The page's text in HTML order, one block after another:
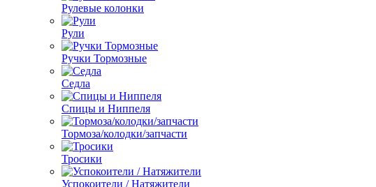
Рулевые колонки
Рули
Ручки Тормозные
Седла
Спицы и Ниппеля
Тормоза/колодки/запчасти
Тросики
Успокоители / Натяжители